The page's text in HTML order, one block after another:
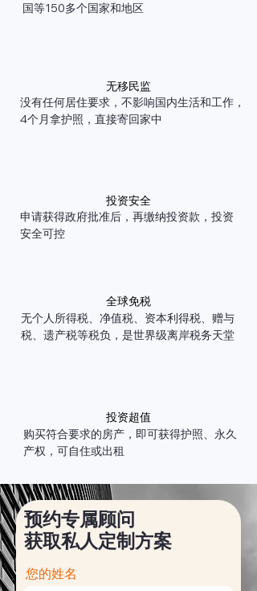
国等150多个国家和地区
无移民监
没有任何居住要求，不影响国内生活和工作，
4个月拿护照，直接寄回家中
投资安全
申请获得政府批准后，再缴纳投资款，投资
安全可控
全球免税
无个人所得税、净值税、资本利得税、赠与
税、遗产税等税负，是世界级离岸税务天堂
投资超值
购买符合要求的房产，即可获得护照、永久
产权，可自住或出租
预约专属顾问
获取私人定制方案
您的姓名